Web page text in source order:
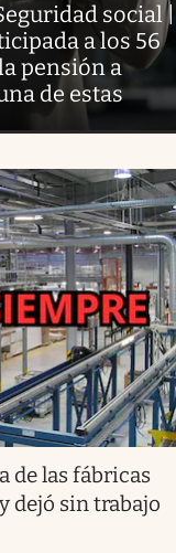
social |
a los 56
pensión a
de estas
de las fábricas
dejó sin trabajo